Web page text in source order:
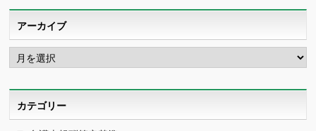
アーカイブ
ア
ー
カ
カテゴリー